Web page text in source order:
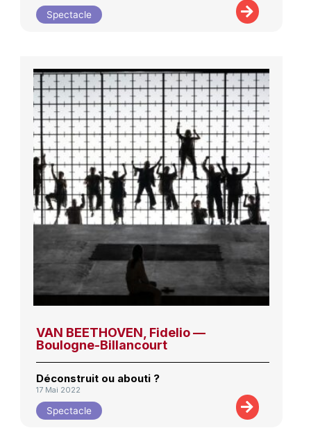
Spectacle
VAN BEETHOVEN, Fidelio —
Boulogne-Billancourt
Déconstruit ou abouti ?
17 Mai 2022
Spectacle